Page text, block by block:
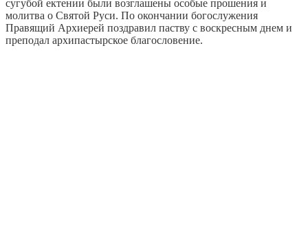
сугубой ектении были возглашены особые прошения и
молитва о Святой Руси. По окончании богослужения
Правящий Архиерей поздравил паству с воскресным днем и
преподал архипастырское благословение.